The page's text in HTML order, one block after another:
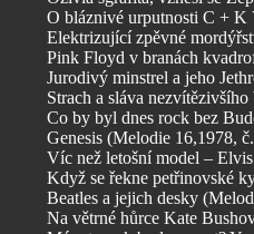
O bláznivé urputnosti C + K
Elektrizující zpěvné
Pink Floyd v branách
Jurodivý minstrel a jeho
Strach a sláva
Co by byl dnes rock bez
Genesis (Melodie 16,1978,
Víc než letošní model –
Když se řekne petřinovské
Beatles a jejich desky
Na větrné hůrce Kate